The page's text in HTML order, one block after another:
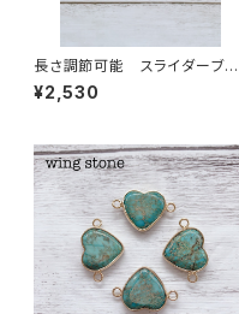
長さ調節可能 スライダーブレ
スレットチェーン S925 ゴール
ド
¥2,530